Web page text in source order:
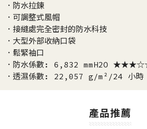
．防水拉鍊
．可調整式風帽
．接縫處完全密封的防水科技
．大型外部收納口袋
．鬆緊袖口
．防水係數: 6,832 mmH2O
．透濕係數: 22,057 g/m²/24
產品推薦